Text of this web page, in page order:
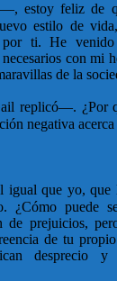
estoy feliz de
estilo de
por ti. He
con mi
de la
replicó—. ¿Por
negativa
igual que yo, que
¿Cómo puede
prejuicios,
de tu
desprecio